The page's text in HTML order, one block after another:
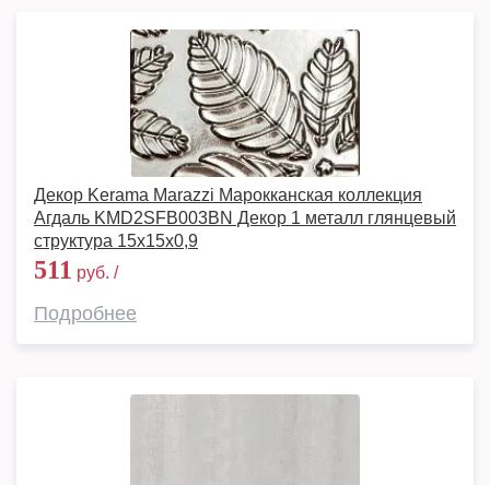
Декор Kerama Marazzi Марокканская коллекция
Агдаль KMD2SFB003BN Декор 1 металл глянцевый
структура 15x15x0,9
511 руб. /
Подробнее